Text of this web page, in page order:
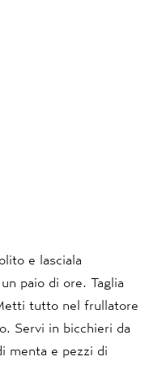
e lasciala
paio di ore. Taglia
tutto nel frullatore
Servi in bicchieri da
menta e pezzi di